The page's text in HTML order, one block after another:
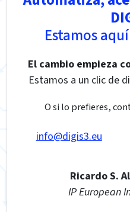
Estamos
El cambio empieza
Estamos a un clic de
O si lo prefieres,
info@digis3.eu
Ricardo S.
IP European